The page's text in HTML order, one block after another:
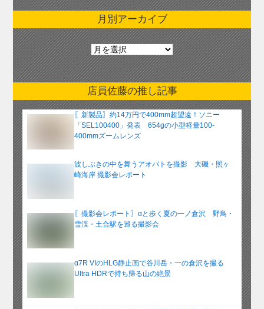
月別アーカイブ
月
別
ア
ー
カ
イ
ブ
店員佐藤の推し記事
〖新製品〗約14万円で400mm超望遠！ソニー
「SEL100400」発表 654gの小型軽量100-
400mmズームレンズ
波しぶきの中を舞うアオバトを撮影 大磯・照ヶ
崎海岸 撮影会レポート
〖撮影会レポート〗αと歩く夏の一ノ倉沢 野鳥・
雪渓・土合駅を巡る撮影会
α7R VIのHLG静止画で谷川岳・一の倉沢を撮る
Ultra HDRで持ち帰る山の絶景